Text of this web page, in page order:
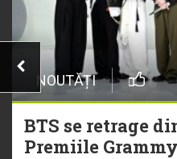
NOUTĂȚI
BTS se retrage
Premiile